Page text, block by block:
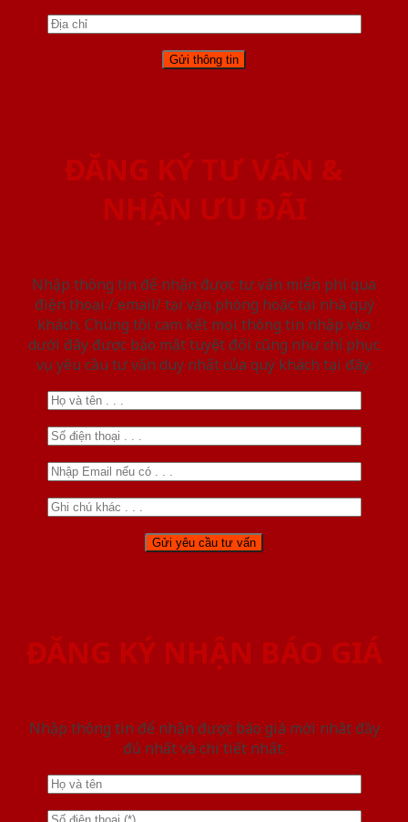
ĐĂNG KÝ TƯ VẤN &
NHẬN ƯU ĐÃI
Nhập thông tin để nhận được tư vấn miễn phí qua
điện thoại / email/ tại văn phòng hoặc tại nhà quý
khách. Chúng tôi cam kết mọi thông tin nhập vào
dưới đây được bảo mật tuyệt đối cũng như chỉ phục
vụ yêu cầu tư vấn duy nhất của quý khách tại đây.
ĐĂNG KÝ NHẬN BÁO GIÁ
Nhập thông tin để nhận được báo giá mới nhât đầy
đủ nhất và chi tiết nhất.